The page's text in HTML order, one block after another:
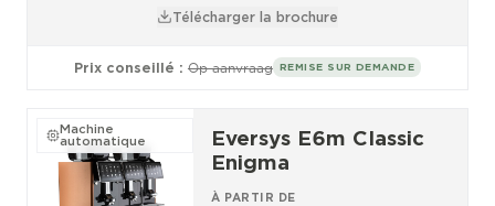
Télécharger la brochure
Prix conseillé : Op aanvraag REMISE SUR DEMANDE
Machine
automatique
Eversys E6m Classic
Enigma
À PARTIR DE